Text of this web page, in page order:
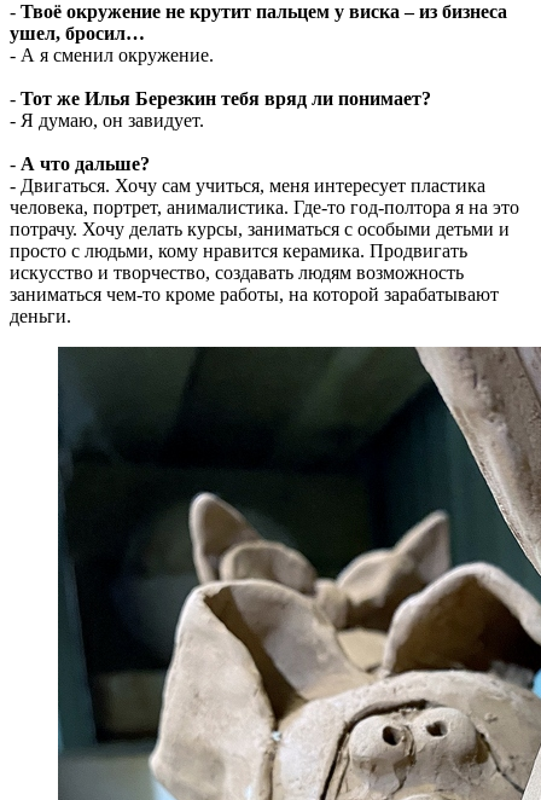
- Твоё окружение не крутит пальцем у виска – из бизнеса
ушел, бросил…
- А я сменил окружение.
- Тот же Илья Березкин тебя вряд ли понимает?
- Я думаю, он завидует.
- А что дальше?
- Двигаться. Хочу сам учиться, меня интересует пластика
человека, портрет, анималистика. Где-то год-полтора я на это
потрачу. Хочу делать курсы, заниматься с особыми детьми и
просто с людьми, кому нравится керамика. Продвигать
искусство и творчество, создавать людям возможность
заниматься чем-то кроме работы, на которой зарабатывают
деньги.